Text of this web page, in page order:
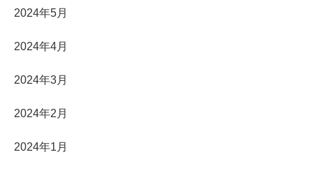
2024年5月
2024年4月
2024年3月
2024年2月
2024年1月